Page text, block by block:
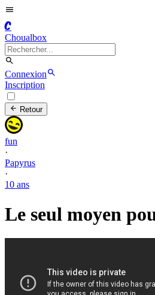
C
Choualbox
Connexion
Inscription
Retour
fun
·
Papyrus
·
10 ans
Le seul moyen